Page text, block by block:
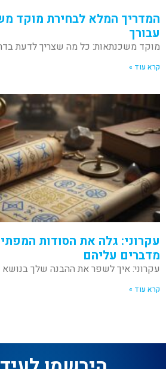
המדריך המלא לבחירת מוקד
עבורך
מוקד משכנתאות: כל מה שצריך לדעת
קרא עוד »
עקרוני: גלה את הסודות
מדברים עליהם
עקרוני: איך לשפר את ההבנה שלך
קרא עוד »